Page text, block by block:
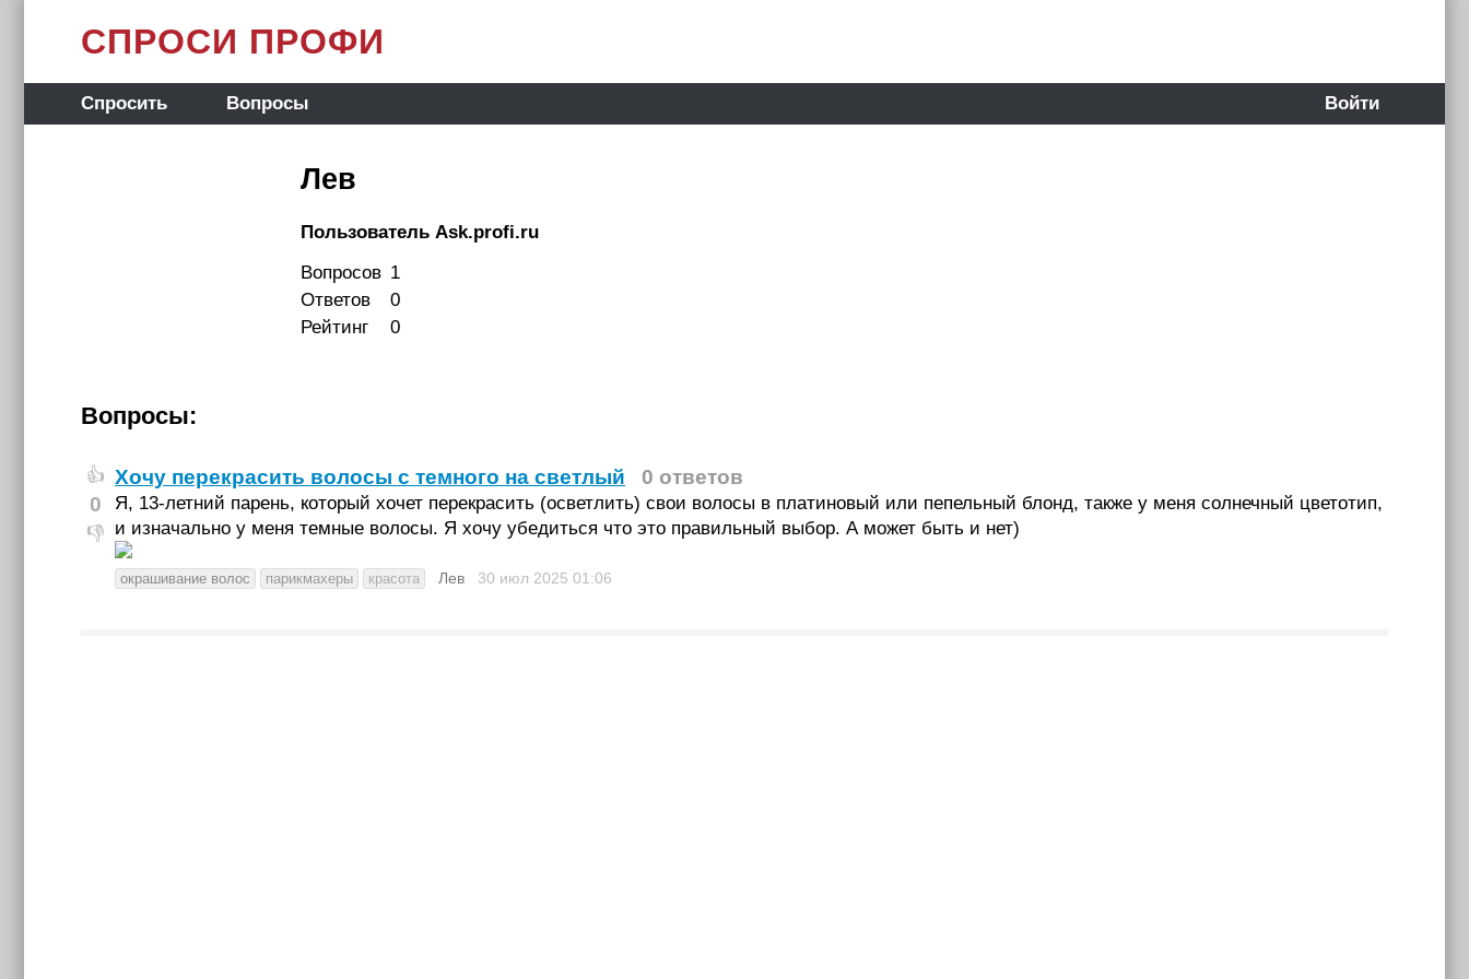
СПРОСИ ПРОФИ
Спросить Вопросы Войти
Лев
Пользователь Ask.profi.ru
Вопросов 1
Ответов
0
Рейтинг
0
Вопросы:
👍
0
👎
Хочу перекрасить волосы с темного на светлый 0 ответов
Я, 13-летний парень, который хочет перекрасить (осветлить) свои волосы в платиновый или пепельный блонд, также у меня солнечный цветотип,
и изначально у меня темные волосы. Я хочу убедиться что это правильный выбор. А может быть и нет)
окрашивание волос парикмахеры красота Лев 30 июл 2025 01:06